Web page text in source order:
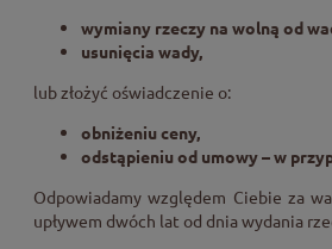
wymiany rzeczy na wolną od
usunięcia wady,
lub złożyć oświadczenie o:
obniżeniu ceny,
odstąpieniu od umowy – w
Odpowiadamy względem Ciebie za
upływem dwóch lat od dnia wydania